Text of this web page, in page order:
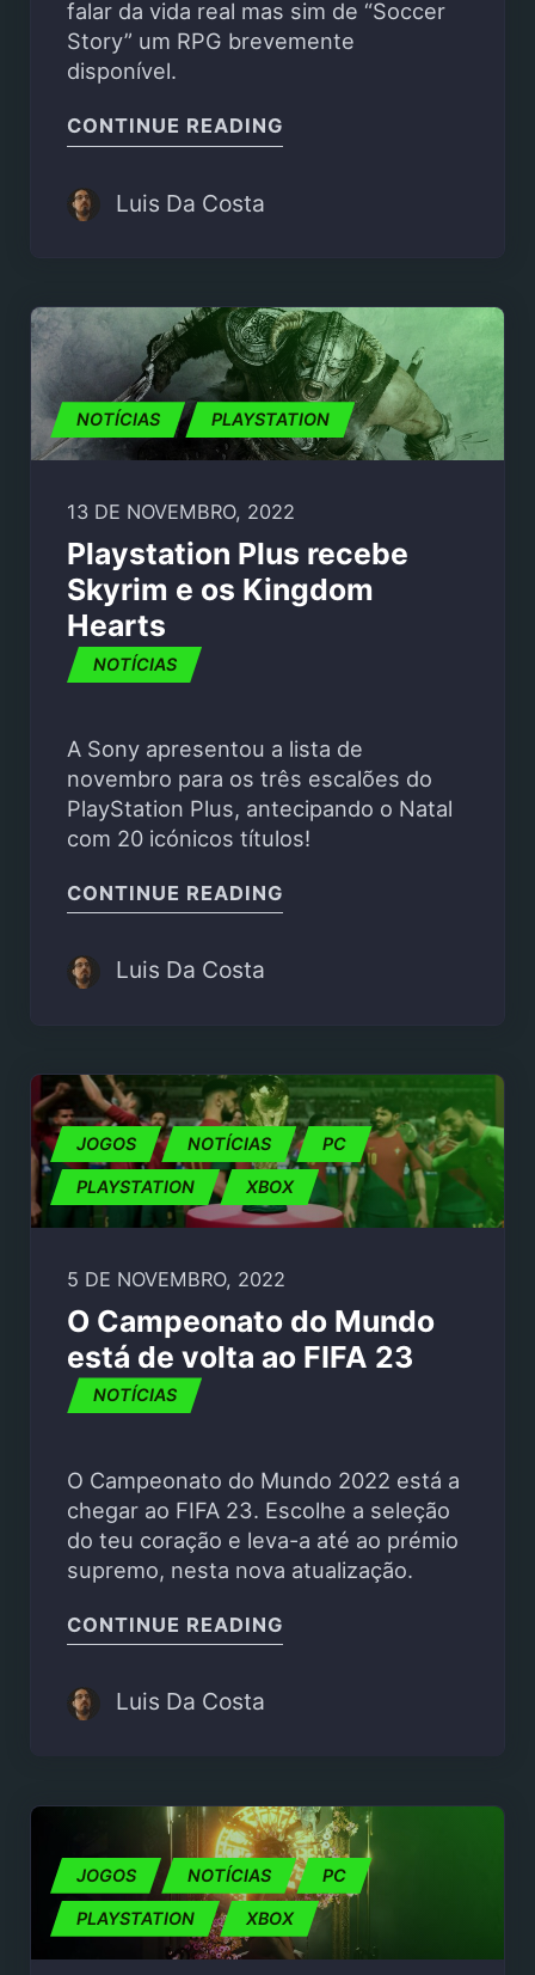
falar da vida real mas sim de “Soccer
Story” um RPG brevemente
disponível.
CONTINUE READING
Luis Da Costa
NOTÍCIAS PLAYSTATION
13 DE NOVEMBRO, 2022
Playstation Plus recebe
Skyrim e os Kingdom
Hearts
NOTÍCIAS
A Sony apresentou a lista de
novembro para os três escalões do
PlayStation Plus, antecipando o Natal
com 20 icónicos títulos!
CONTINUE READING
Luis Da Costa
JOGOS NOTÍCIAS PC
PLAYSTATION XBOX
5 DE NOVEMBRO, 2022
O Campeonato do Mundo
está de volta ao FIFA 23
NOTÍCIAS
O Campeonato do Mundo 2022 está a
chegar ao FIFA 23. Escolhe a seleção
do teu coração e leva-a até ao prémio
supremo, nesta nova atualização.
CONTINUE READING
Luis Da Costa
JOGOS NOTÍCIAS PC
PLAYSTATION XBOX